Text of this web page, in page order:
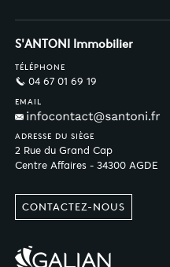
S'ANTONI Immobilier
TÉLÉPHONE
04 67 01 69 19
EMAIL
ADRESSE DU SIÈGE
2 Rue du Grand Cap
Centre Affaires - 34300 AGDE
CONTACTEZ-NOUS